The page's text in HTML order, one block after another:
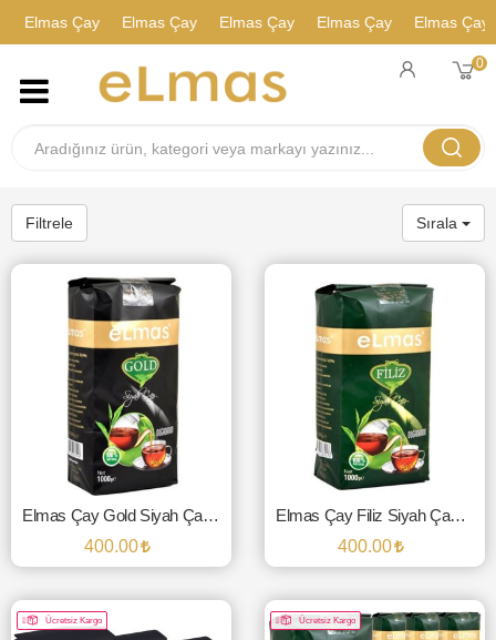
Elmas Çay Elmas Çay Elmas Çay Elmas Çay Elmas Çay
0
Filtrele Sırala
Elmas Çay Gold Siyah Çay 1000 Gr.
400.00
SEPETE EKLE
Elmas Çay Filiz Siyah Çay Bergamotlu 1000 Gr.
400.00
SEPETE EKLE
Ücretsiz Kargo Ücretsiz Kargo